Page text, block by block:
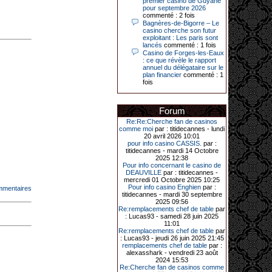
Le plus gros gain gagné depuis plus
de 20 ans dans l’établissement.
31-03-2026|
Série de jackpots au casino JOA de
Gujan-Mestras : ce mois de mars a
été fructueux pour quelques
joueurs. D’abord avec 44 207 euros
initiale de 5,28 €. Puis quelques
jours plus tard, le vendredi 27 mars,
un joueur a décroché 12 086 euros
sur une autre machine à sous.
Enfin, troisième et dernier jackpot,
record cette fois-ci, le samedi 28
mars dernier. Quelque 111 322
euros ont été remportés sur la table
d’Ultimate Texas Hold’em Poker,
grâce à une mise de 5 euros sur la
case bonus et une quinte flush
royale. Ces gains ont été annoncés
dans un communiqué diffusé par le
casino ce lundi 30 mars en soirée.
11-01-2026|
Dimanche 11 janvier, en soirée, une
cliente retraitée de 78 ans, habitant
pour septembre 2026
commenté : 2 fois
Bagnères-de-Bigorre – Le
casino cherche son futur
exploitant : Les paris sont
lancés commenté : 1 fois
Casino de Forges-les-Eaux
: ce que révèle le rapport
annuel du délégataire sur le
plan financier commenté : 1
fois
Forum
Re:Re:Cherche fan de casinos
comme moi par : titidecannes - lundi
20 avril 2026 10:01
pour info casino CASSIS. par :
titidecannes - mardi 14 Octobre
2025 12:38
Pour info concernant le casino de
DEAUVILLE par : titidecannes -
mercredi 01 Octobre 2025 10:25
Pour info casino Enghienpar :
titidecannes - mardi 30 septembre
2025 09:56
Re:remplacements chef de table par
: Lucas93 - samedi 28 juin 2025
11:01
Re:remplacements chef de table par
: Lucas93 - jeudi 26 juin 2025 21:45
remplacements chef de tablepar :
alexasshark - vendredi 23 août
2024 15:53
Re:Cherche fan de casinos comme